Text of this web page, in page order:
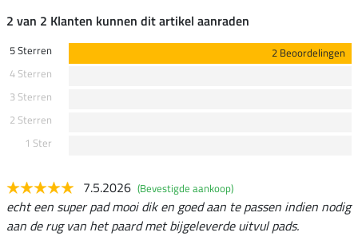
2 van 2 Klanten kunnen dit artikel aanraden
5 Sterren
2 Beoordelingen
4 Sterren
3 Sterren
2 Sterren
1 Ster
7.5.2026 (Bevestigde aankoop)
echt een super pad mooi dik en goed aan te passen indien nodig
aan de rug van het paard met bijgeleverde uitvul pads.